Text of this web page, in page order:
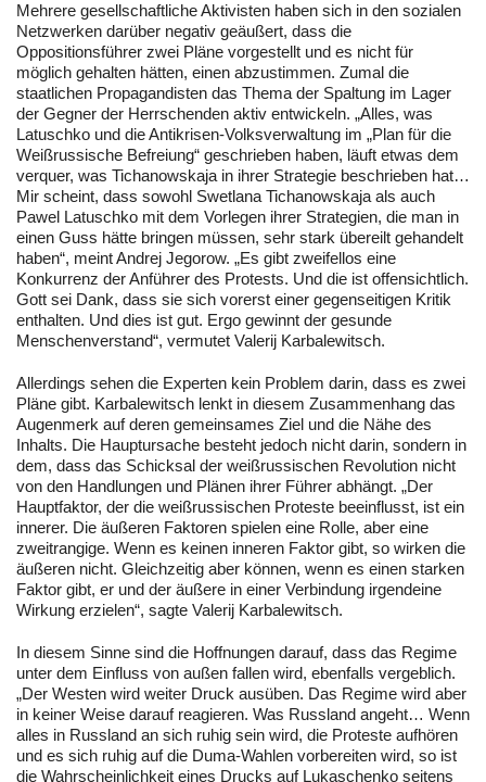
Mehrere gesellschaftliche Aktivisten haben sich in den sozialen
Netzwerken darüber negativ geäußert, dass die
Oppositionsführer zwei Pläne vorgestellt und es nicht für
möglich gehalten hätten, einen abzustimmen. Zumal die
staatlichen Propagandisten das Thema der Spaltung im Lager
der Gegner der Herrschenden aktiv entwickeln. „Alles, was
Latuschko und die Antikrisen-Volksverwaltung im „Plan für die
Weißrussische Befreiung“ geschrieben haben, läuft etwas dem
verquer, was Tichanowskaja in ihrer Strategie beschrieben hat…
Mir scheint, dass sowohl Swetlana Tichanowskaja als auch
Pawel Latuschko mit dem Vorlegen ihrer Strategien, die man in
einen Guss hätte bringen müssen, sehr stark übereilt gehandelt
haben“, meint Andrej Jegorow. „Es gibt zweifellos eine
Konkurrenz der Anführer des Protests. Und die ist offensichtlich.
Gott sei Dank, dass sie sich vorerst einer gegenseitigen Kritik
enthalten. Und dies ist gut. Ergo gewinnt der gesunde
Menschenverstand“, vermutet Valerij Karbalewitsch.
Allerdings sehen die Experten kein Problem darin, dass es zwei
Pläne gibt. Karbalewitsch lenkt in diesem Zusammenhang das
Augenmerk auf deren gemeinsames Ziel und die Nähe des
Inhalts. Die Hauptursache besteht jedoch nicht darin, sondern in
dem, dass das Schicksal der weißrussischen Revolution nicht
von den Handlungen und Plänen ihrer Führer abhängt. „Der
Hauptfaktor, der die weißrussischen Proteste beeinflusst, ist ein
innerer. Die äußeren Faktoren spielen eine Rolle, aber eine
zweitrangige. Wenn es keinen inneren Faktor gibt, so wirken die
äußeren nicht. Gleichzeitig aber können, wenn es einen starken
Faktor gibt, er und der äußere in einer Verbindung irgendeine
Wirkung erzielen“, sagte Valerij Karbalewitsch.
In diesem Sinne sind die Hoffnungen darauf, dass das Regime
unter dem Einfluss von außen fallen wird, ebenfalls vergeblich.
„Der Westen wird weiter Druck ausüben. Das Regime wird aber
in keiner Weise darauf reagieren. Was Russland angeht… Wenn
alles in Russland an sich ruhig sein wird, die Proteste aufhören
und es sich ruhig auf die Duma-Wahlen vorbereiten wird, so ist
die Wahrscheinlichkeit eines Drucks auf Lukaschenko seitens